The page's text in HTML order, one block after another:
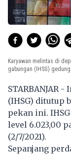
Karyawan melintas di
gabungan (IHSG)
STARBANJAR
(IHSG) ditutup
pekan ini.
level 6.023,00
(2/7/2021).
Sepanjang